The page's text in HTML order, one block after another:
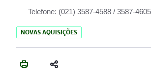
Telefone: (021) 3587-4588 / 3587-
NOVAS AQUISIÇÕES